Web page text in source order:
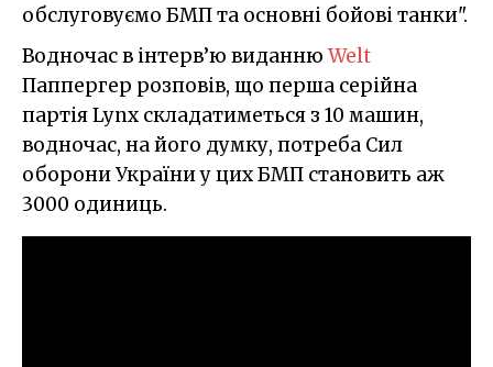
обслуговуємо БМП та основні бойові танки".
Водночас в інтерв’ю виданню Welt
Паппергер розповів, що перша серійна
партія Lynx складатиметься з 10 машин,
водночас, на його думку, потреба Сил
оборони України у цих БМП становить аж
3000 одиниць.